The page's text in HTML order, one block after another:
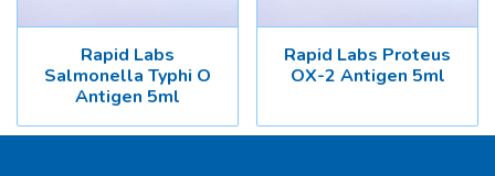
Rapid Labs
Salmonella Typhi O
Antigen 5ml
Rapid Labs Proteus
OX-2 Antigen 5ml